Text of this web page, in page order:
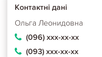
Контактні дані
Ольга Леонидовна
(096) ххх-хх-хх
(093) ххх-хх-хх